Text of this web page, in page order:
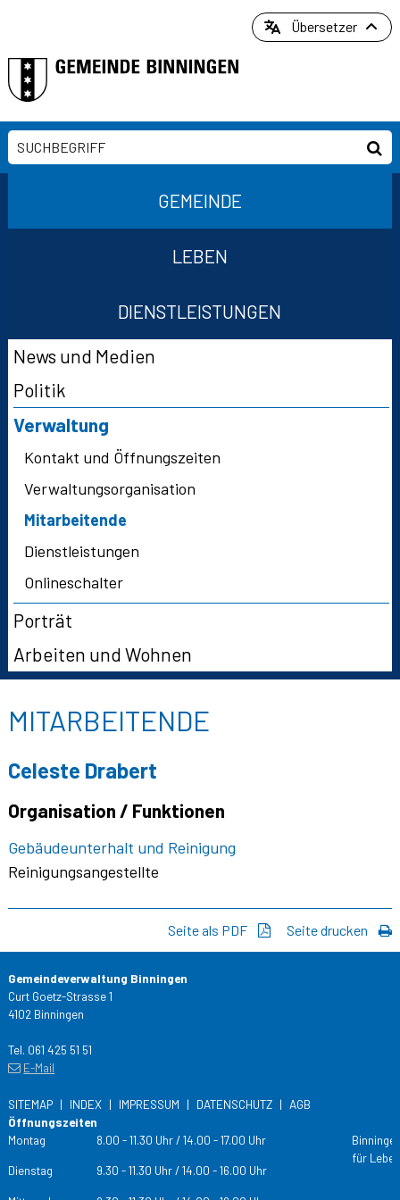
Übersetzer
GEMEINDE
LEBEN
DIENSTLEISTUNGEN
Suchformular
Suchbegriff
Subnavigation
News und Medien
Politik
Verwaltung
Kontakt und Öffnungszeiten
Verwaltungsorganisation
Mitarbeitende
Dienstleistungen
Onlineschalter
Porträt
Arbeiten und Wohnen
MITARBEITENDE
Celeste Drabert
Organisation / Funktionen
Gebäudeunterhalt und Reinigung
Reinigungsangestellte
Seite drucken
Seite als PDF
Gemeindeverwaltung Binningen
Curt Goetz-Strasse 1
4102 Binningen
Tel. 061 425 51 51
E-Mail
SITEMAP INDEX IMPRESSUM DATENSCHUTZ
AGB
Öffnungszeiten
TagÖffnungs­zeiten
Montag 8.00 - 11.30 Uhr / 14.00 - 17.00 Uhr
für
Dienstag
9.30 - 11.30 Uhr / 14.00 - 16.00 Uhr